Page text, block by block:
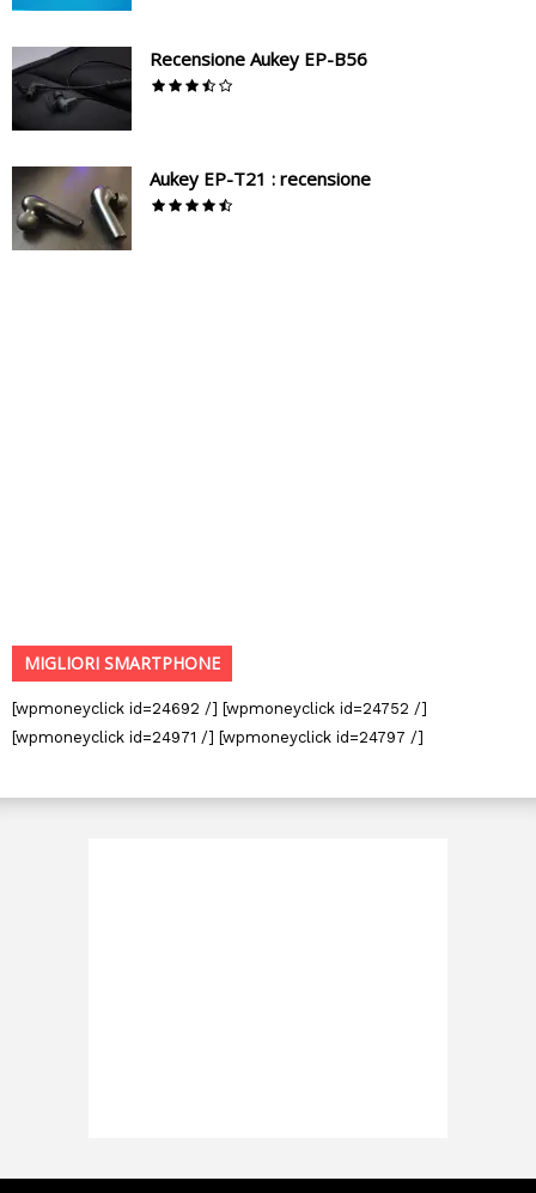
Recensione Aukey EP-B56
Aukey EP-T21 : recensione
MIGLIORI SMARTPHONE
[wpmoneyclick id=24692 /] [wpmoneyclick id=24752 /]
[wpmoneyclick id=24971 /] [wpmoneyclick id=24797 /]